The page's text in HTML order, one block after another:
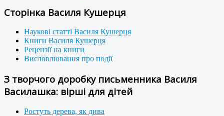
Сторінка Василя Кушерця
Наукові статті Василя Кушерця
Книги Василя Кушерця
Рецензії на книги
Висловлювання про події
З творчого доробку письменника Василя
Василашка: вірші для дітей
Ростуть дерева, як дива